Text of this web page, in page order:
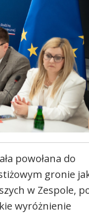
powołana do
gronie
w Zespole,
wyróżnienie